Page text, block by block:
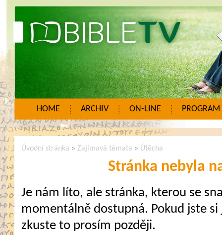
HOME ARCHIV ON-LINE PROGRAM
Úvodní stránka »Zajímavá témata » Útěcha
Stránka nebyla
Je nám líto, ale stránka, kterou se
momentálně dostupná. Pokud jste
zkuste to prosím později.